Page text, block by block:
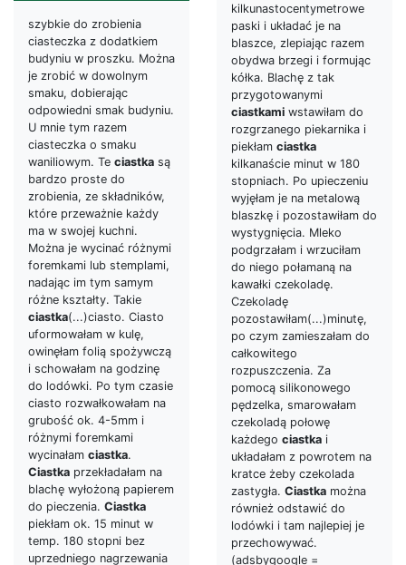
kilkunastocentymetrowe
paski i układać je na
blaszce, zlepiając razem
obydwa brzegi i formując
kółka. Blachę z tak
przygotowanymi
ciastkami wstawiłam do
rozgrzanego piekarnika i
piekłam ciastka
kilkanaście minut w 180
stopniach. Po upieczeniu
wyjęłam je na metalową
blaszkę i pozostawiłam do
wystygnięcia. Mleko
podgrzałam i wrzuciłam
do niego połamaną na
kawałki czekoladę.
Czekoladę
pozostawiłam(...)minutę,
po czym zamieszałam do
całkowitego
rozpuszczenia. Za
pomocą silikonowego
pędzelka, smarowałam
czekoladą połowę
każdego ciastka i
układałam z powrotem na
kratce żeby czekolada
zastygła. Ciastka można
również odstawić do
lodówki i tam najlepiej je
przechowywać.
(adsbygoogle =
szybkie do zrobienia
ciasteczka z dodatkiem
budyniu w proszku. Można
je zrobić w dowolnym
smaku, dobierając
odpowiedni smak budyniu.
U mnie tym razem
ciasteczka o smaku
waniliowym. Te ciastka są
bardzo proste do
zrobienia, ze składników,
które przeważnie każdy
ma w swojej kuchni.
Można je wycinać różnymi
foremkami lub stemplami,
nadając im tym samym
różne kształty. Takie
ciastka(...)ciasto. Ciasto
uformowałam w kulę,
owinęłam folią spożywczą
i schowałam na godzinę
do lodówki. Po tym czasie
ciasto rozwałkowałam na
grubość ok. 4-5mm i
różnymi foremkami
wycinałam ciastka.
Ciastka przekładałam na
blachę wyłożoną papierem
do pieczenia. Ciastka
piekłam ok. 15 minut w
temp. 180 stopni bez
uprzedniego nagrzewania